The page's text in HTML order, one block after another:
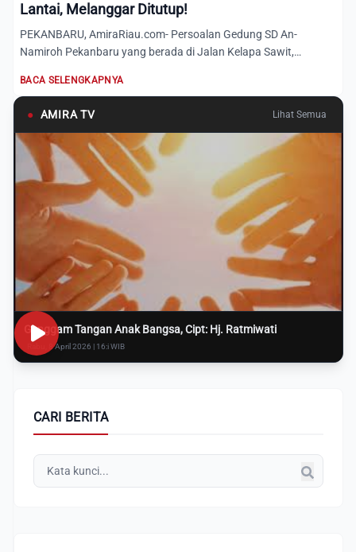
Lantai, Melanggar Ditutup!
PEKANBARU, AmiraRiau.com- Persoalan Gedung SD An-
Namiroh Pekanbaru yang berada di Jalan Kelapa Sawit,
BACA SELENGKAPNYA
● AMIRA TV Lihat Semua
Genggam Tangan Anak Bangsa, Cipt: Hj. Ratmiwati
Rabu, 8 April 2026 | 16:i WIB
CARI BERITA